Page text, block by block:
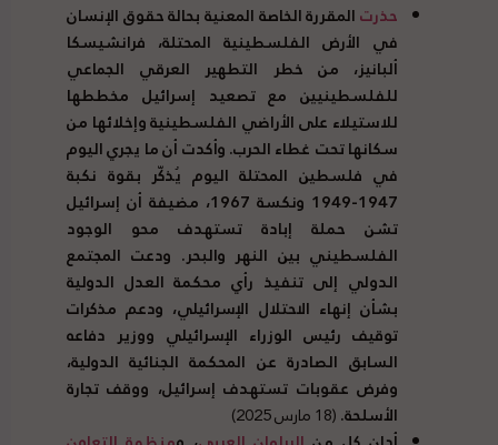
حذرتالمقررة الخاصة المعنية بحالة حقوق الإنسان
في الأرض الفلسطينية المحتلة، فرانشيسكا
ألبانيز، من خطر التطهير العرقي الجماعي
للفلسطينيين مع تصعيد إسرائيل مخططها
للاستيلاء على الأراضي الفلسطينية وإخلائها من
سكانها تحت غطاء الحرب. وأكدت أن ما يجري اليوم
في فلسطين المحتلة اليوم يُذكّر بقوة نكبة
1947-1949 ونكسة 1967، مضيفة أن إسرائيل
تشن حملة إبادة تستهدف محو الوجود
الفلسطيني بين النهر والبحر. ودعت المجتمع
الدولي إلى تنفيذ رأي محكمة العدل الدولية
بشأن إنهاء الاحتلال الإسرائيلي، ودعم مذكرات
توقيف رئيس الوزراء الإسرائيلي ووزير دفاعه
السابق الصادرة عن المحكمة الجنائية الدولية،
وفرض عقوبات تستهدف إسرائيل، ووقف تجارة
الأسلحة.(18 مارس 2025)